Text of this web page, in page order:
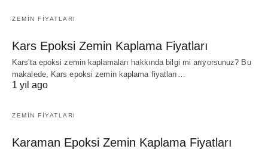
ZEMIN FIYATLARI
Kars Epoksi Zemin Kaplama Fiyatları
Kars'ta epoksi zemin kaplamaları hakkında bilgi mi arıyorsunuz? Bu
makalede, Kars epoksi zemin kaplama fiyatları…
1 yıl ago
ZEMIN FIYATLARI
Karaman Epoksi Zemin Kaplama Fiyatları